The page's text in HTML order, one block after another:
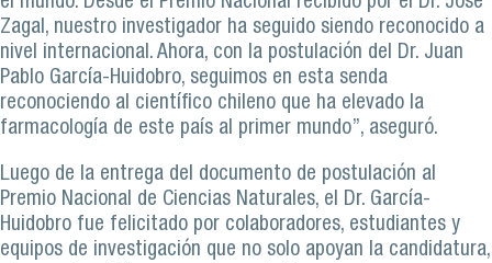
Zagal, nuestro investigador ha seguido siendo reconocido a
nivel internacional. Ahora, con la postulación del Dr. Juan
Pablo García-Huidobro, seguimos en esta senda
reconociendo al científico chileno que ha elevado la
farmacología de este país al primer mundo”, aseguró.
Luego de la entrega del documento de postulación al
Premio Nacional de Ciencias Naturales, el Dr. García-
Huidobro fue felicitado por colaboradores, estudiantes y
equipos de investigación que no solo apoyan la candidatura,